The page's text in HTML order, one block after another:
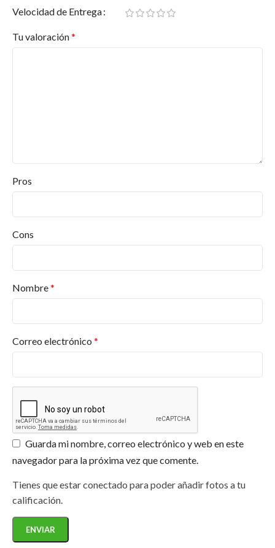
Velocidad de Entrega
Tu valoración*
Pros
Cons
Nombre*
Correo electrónico *
Guarda mi nombre, correo electrónico y web en este
navegador para la próxima vez que comente.
Tienes que estar conectado para poder añadir fotos a tu
calificación.